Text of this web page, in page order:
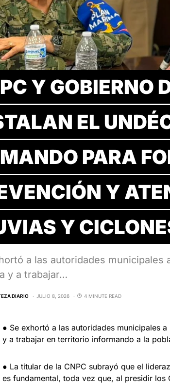
Y GOBIERNO
EL
PARA
Y
Y
a las autoridades
y a trabajar…
DIARIO JULIO 8, 2026 4 MINUTE READ
● Se exhortó a las autoridades municipales
y a trabajar en territorio informando a la
● La titular de la CNPC subrayó que el
es fundamental, toda vez que, al presidir los